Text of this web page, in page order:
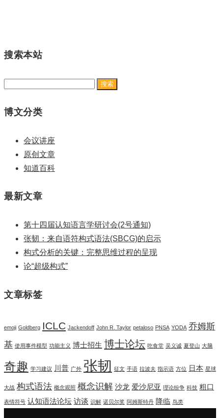
搜索本站
博文分类
会议讲座
原创文章
知道百科
最新文章
第十四届认知语言学研讨会(2号通知)
张韧：来自语符构式语法(SBCG)的启示
构式分析的关键：完整思维过程的呈现
论“超级构式”
文章标签
emoji Goldberg ICLC Jackendoff John R. Taylor petaloso PNSA YODA 乔姆斯
基 使用事件模型 功能主义 博士招生 博士论坛 吃食堂 吴义诚 夏登山 大脑
奇趣 学习建议 川普 广外 张韧 征文 手语 拉波夫 指示语 方位 日本 星球
大战 构式语法 概念观照 概念识解 沙龙 爱沙尼亚 理论纷争 科技 粗口
表情符号 认知语法论坛 访谈 识解 诺贝尔奖 阿姆斯特丹 降临 鸟类